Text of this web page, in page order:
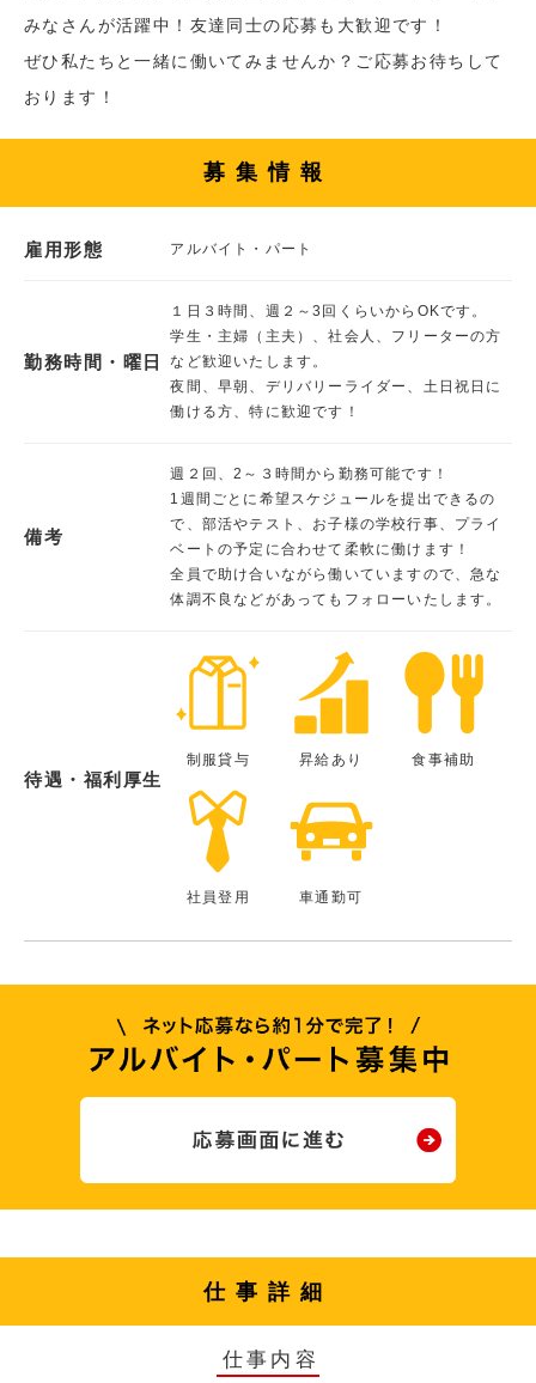
みなさんが活躍中！友達同士の応募も大歓迎です！
ぜひ私たちと一緒に働いてみませんか？ご応募お待ちして
おります！
募集情報
雇用形態 アルバイト・パート
勤務時間・曜日
１日３時間、週２～3回くらいからOKです。
学生・主婦（主夫）、社会人、フリーターの方
など歓迎いたします。
夜間、早朝、デリバリーライダー、土日祝日に
働ける方、特に歓迎です！
備考
週２回、2～３時間から勤務可能です！
1週間ごとに希望スケジュールを提出できるの
で、部活やテスト、お子様の学校行事、プライ
ベートの予定に合わせて柔軟に働けます！
全員で助け合いながら働いていますので、急な
体調不良などがあってもフォローいたします。
待遇・福利厚生
制服貸与 昇給あり 食事補助
社員登用 車通勤可
仕事詳細
仕事内容